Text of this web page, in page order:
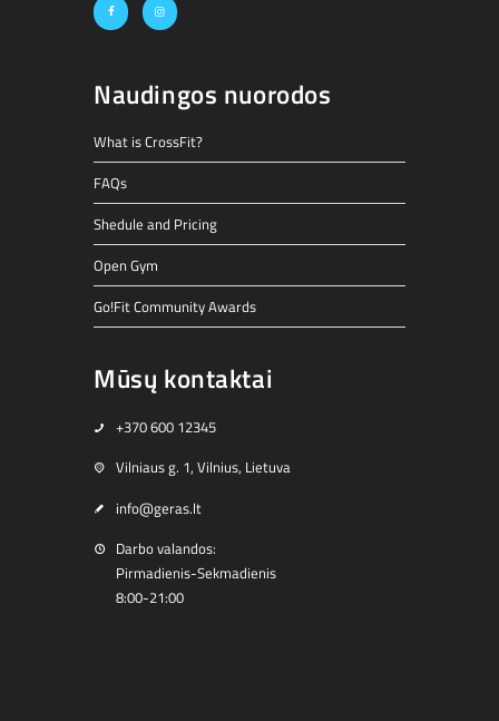
Naudingos nuorodos
What is CrossFit?
FAQs
Shedule and Pricing
Open Gym
Go!Fit Community Awards
Mūsų kontaktai
+370 600 12345
Vilniaus g. 1, Vilnius, Lietuva
info@geras.lt
Darbo valandos:
Pirmadienis-Sekmadienis
8:00-21:00